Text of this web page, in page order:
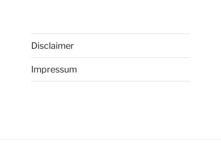
Disclaimer
Impressum